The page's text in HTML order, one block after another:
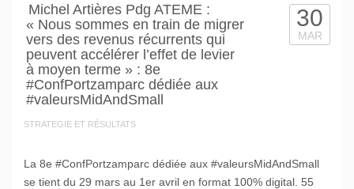
Michel Artières Pdg ATEME :
« Nous sommes en train de migrer
vers des revenus récurrents qui
peuvent accélérer l’effet de levier
à moyen terme » : 8e
#ConfPortzamparc dédiée aux
#valeursMidAndSmall
STRATEGIE ET RÉSULTATS
30
MAR
La 8e #ConfPortzamparc dédiée aux #valeursMidAndSmall
se tient du 29 mars au 1er avril en format 100% digital. 55